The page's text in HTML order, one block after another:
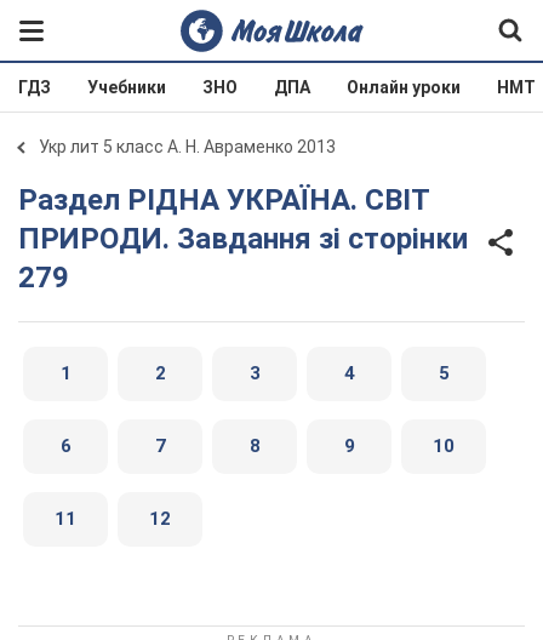
ГДЗ Учебники ЗНО ДПА Онлайн уроки НМТ
Укр лит 5 класс А. Н. Авраменко 2013
Раздел РІДНА УКРАЇНА. СВІТ
ПРИРОДИ. Завдання зі сторінки
279
1 2 3 4 5
6 7 8 9 10
11 12